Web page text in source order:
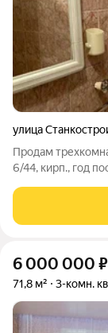
улица
Продам
6/44, кирп., год
изолированные.
безопасный двор
6 000 000 ₽
71,8 м² 3-комн.